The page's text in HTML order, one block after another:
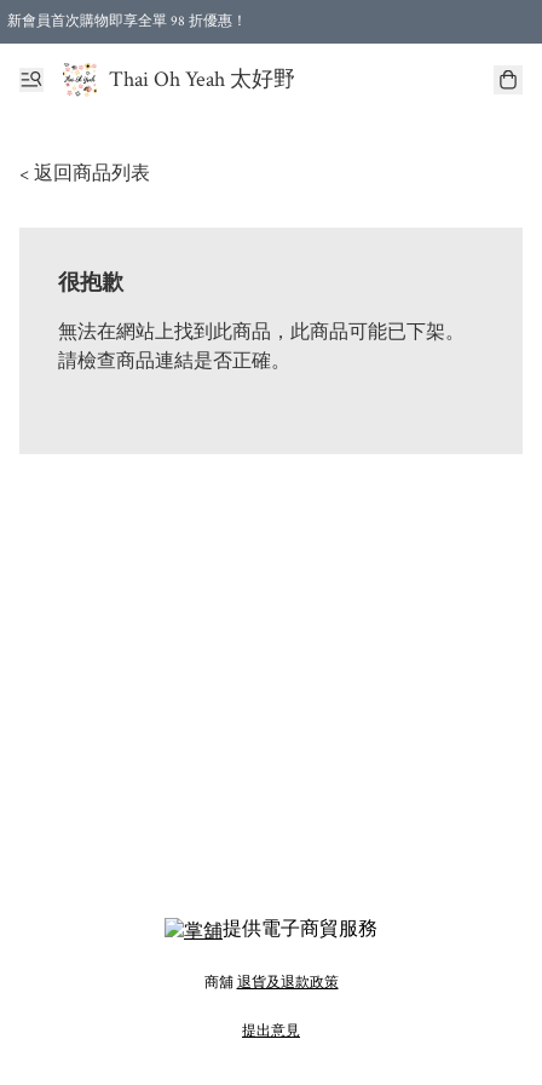
新會員首次購物即享全單 98 折優惠！
特選會員可享全單低至 96 折優惠！
Thai Oh Yeah 太好野
< 返回商品列表
很抱歉
無法在網站上找到此商品，此商品可能已下架。
請檢查商品連結是否正確。
提供電子商貿服務
商舖 退貨及退款政策
提出意見